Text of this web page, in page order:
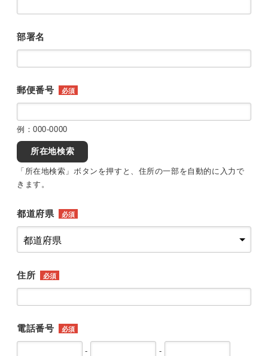
部署名
郵便番号 必須
例：000-0000
所在地検索
「所在地検索」ボタンを押すと、住所の一部を自動的に入力で
きます。
都道府県 必須
住所 必須
電話番号 必須
-
-